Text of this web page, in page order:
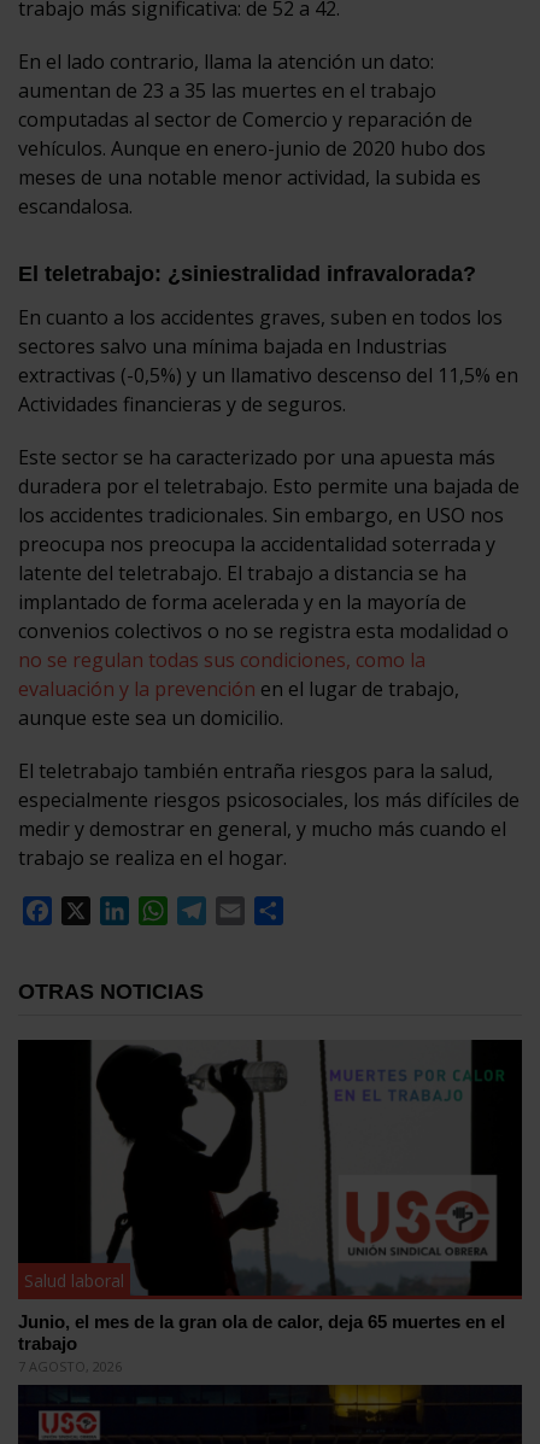
trabajo más significativa: de 52 a 42.
En el lado contrario, llama la atención un dato:
aumentan de 23 a 35 las muertes en el trabajo
computadas al sector de Comercio y reparación de
vehículos. Aunque en enero-junio de 2020 hubo dos
meses de una notable menor actividad, la subida es
escandalosa.
El teletrabajo: ¿siniestralidad infravalorada?
En cuanto a los accidentes graves, suben en todos los
sectores salvo una mínima bajada en Industrias
extractivas (-0,5%) y un llamativo descenso del 11,5% en
Actividades financieras y de seguros.
Este sector se ha caracterizado por una apuesta más
duradera por el teletrabajo. Esto permite una bajada de
los accidentes tradicionales. Sin embargo, en USO nos
preocupa nos preocupa la accidentalidad soterrada y
latente del teletrabajo. El trabajo a distancia se ha
implantado de forma acelerada y en la mayoría de
convenios colectivos o no se registra esta modalidad o
no se regulan todas sus condiciones, como la
evaluación y la prevención en el lugar de trabajo,
aunque este sea un domicilio.
El teletrabajo también entraña riesgos para la salud,
especialmente riesgos psicosociales, los más difíciles de
medir y demostrar en general, y mucho más cuando el
trabajo se realiza en el hogar.
Facebook
LinkedInWhatsApp
Telegram
Email
OTRAS NOTICIAS
Salud laboral
Junio, el mes de la gran ola de calor, deja 65 muertes en el
trabajo
7 AGOSTO, 2026